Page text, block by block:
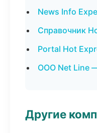
News Info
Справочник
Portal Hot
ООО Net Line
Другие